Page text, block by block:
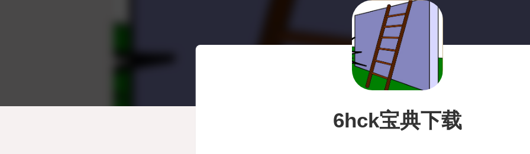
6hck宝典下载